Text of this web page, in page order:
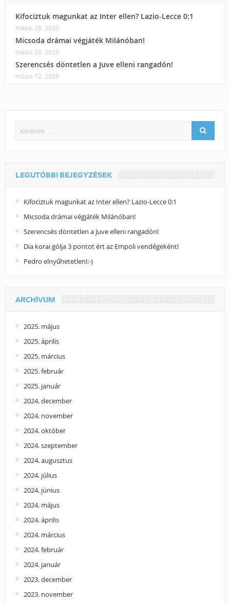
Kifociztuk magunkat az Inter ellen? Lazio-Lecce 0:1
május 28, 2025
Micsoda drámai végjáték Milánóban!
május 20, 2025
Szerencsés döntetlen a Juve elleni rangadón!
május 12, 2025
LEGUTÓBBI BEJEGYZÉSEK
Kifociztuk magunkat az Inter ellen? Lazio-Lecce 0:1
Micsoda drámai végjáték Milánóban!
Szerencsés döntetlen a Juve elleni rangadón!
Dia korai gólja 3 pontot ért az Empoli vendégeként!
Pedro elnyűhetetlen!:-)
ARCHÍVUM
2025. május
2025. április
2025. március
2025. február
2025. január
2024. december
2024. november
2024. október
2024. szeptember
2024. augusztus
2024. július
2024. június
2024. május
2024. április
2024. március
2024. február
2024. január
2023. december
2023. november